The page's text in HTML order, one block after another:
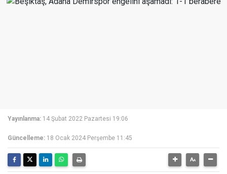
Yayınlanma: 14 Şubat 2022 Pazartesi 19:06
Güncelleme: 18 Ocak 2024 Perşembe 11:45